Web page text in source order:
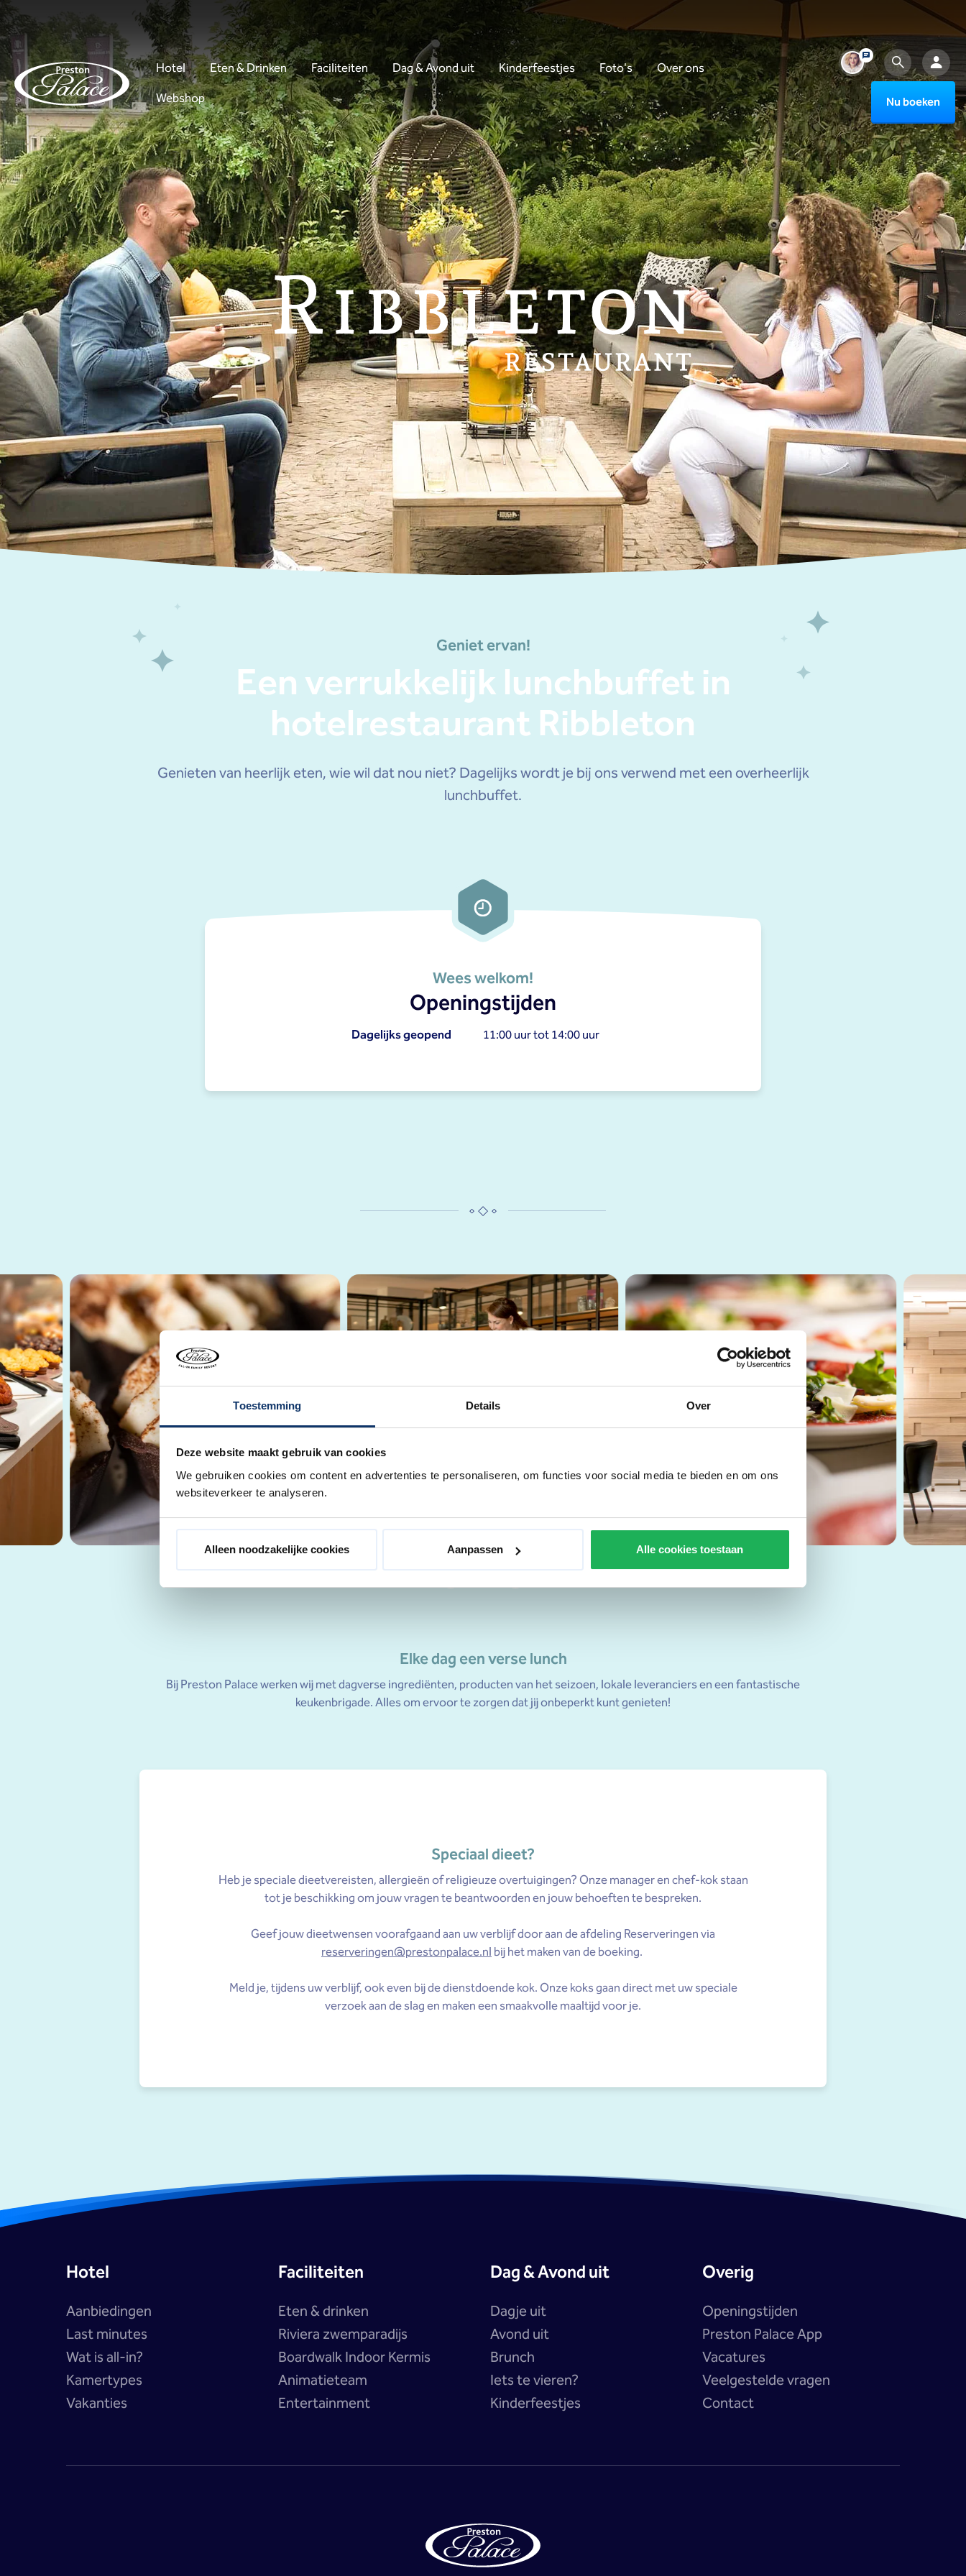
Toestemming Details Over
Deze website maakt gebruik van cookies
We gebruiken cookies om content en advertenties te personaliseren, om functies voor social media te bieden en om ons
websiteverkeer te analyseren.
Alleen noodzakelijke cookies Aanpassen Alle cookies toestaan
Hotel Eten & Drinken Faciliteiten Dag & Avond uit Kinderfeestjes Foto's
Over ons
Webshop
Nu boeken
Geniet ervan!
Een verrukkelijk lunchbuffet in
hotelrestaurant Ribbleton
Genieten van heerlijk eten, wie wil dat nou niet? Dagelijks wordt je bij ons verwend met een overheerlijk
lunchbuffet.
Wees welkom!
Openingstijden
Dagelijks geopend 11:00 uur tot 14:00 uur
Elke dag een verse lunch
Bij Preston Palace werken wij met dagverse ingrediënten, producten van het seizoen, lokale leveranciers en een fantastische
keukenbrigade. Alles om ervoor te zorgen dat jij onbeperkt kunt genieten!
Speciaal dieet?
Heb je speciale dieetvereisten, allergieën of religieuze overtuigingen? Onze manager en chef-kok staan
tot je beschikking om jouw vragen te beantwoorden en jouw behoeften te bespreken.
Geef jouw dieetwensen voorafgaand aan uw verblijf door aan de afdeling Reserveringen via
reserveringen@prestonpalace.nlbij het maken van de boeking.
Meld je, tijdens uw verblijf, ook even bij de dienstdoende kok. Onze koks gaan direct met uw speciale
verzoek aan de slag en maken een smaakvolle maaltijd voor je.
Hotel
Aanbiedingen
Last minutes
Wat is all-in?
Kamertypes
Vakanties
Faciliteiten
Eten & drinken
Riviera zwemparadijs
Boardwalk Indoor Kermis
Animatieteam
Entertainment
Dag & Avond uit
Dagje uit
Avond uit
Brunch
Iets te vieren?
Kinderfeestjes
Overig
Openingstijden
Preston Palace App
Vacatures
Veelgestelde vragen
Contact